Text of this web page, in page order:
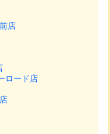
店
ロード店